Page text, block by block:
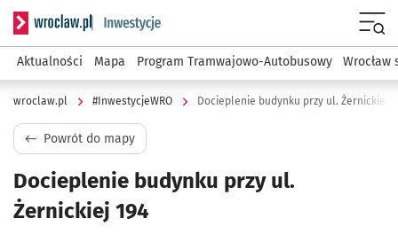
Serwis informacyjny wroclaw.pl podserwis:
Aktualności Mapa Program Tramwajowo-Autobusowy Wrocław
wroclaw.pl #InwestycjeWRO Docieplenie budynku przy ul. Żernickiej
Powrót do mapy
Docieplenie budynku przy ul.
Żernickiej 194